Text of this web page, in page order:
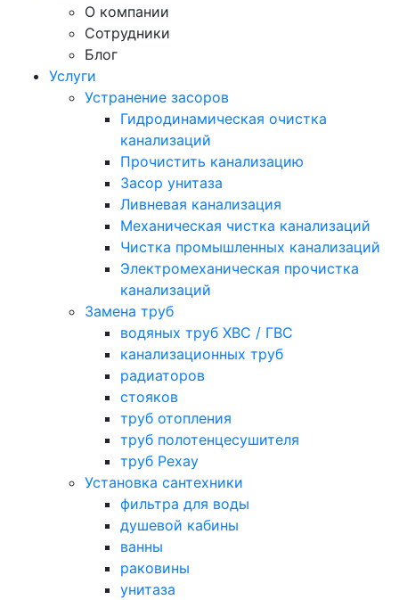
О компании
Сотрудники
Блог
Услуги
Устранение засоров
Гидродинамическая очистка
канализаций
Прочистить канализацию
Засор унитаза
Ливневая канализация
Механическая чистка канализаций
Чистка промышленных канализаций
Электромеханическая прочистка
канализаций
Замена труб
водяных труб ХВС / ГВС
канализационных труб
радиаторов
стояков
труб отопления
труб полотенцесушителя
труб Рехау
Установка сантехники
фильтра для воды
душевой кабины
ванны
раковины
унитаза